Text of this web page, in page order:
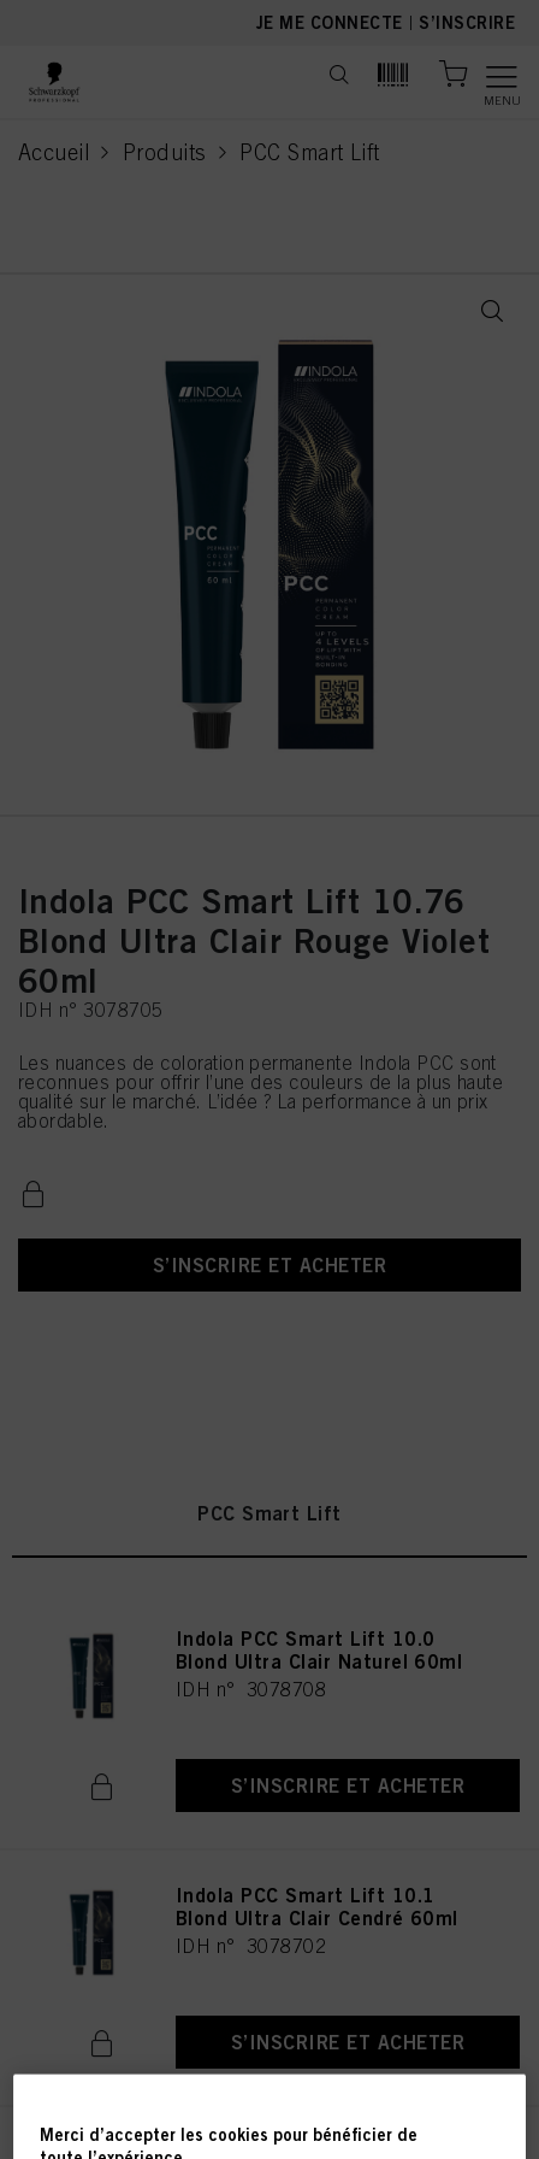
JE ME CONNECTE | S’INSCRIRE
MENU
Accueil Produits PCC Smart Lift
current page
Indola PCC Smart Lift 10.76
Blond Ultra Clair Rouge Violet
60ml
IDH n° 3078705
Les nuances de coloration permanente Indola PCC sont
reconnues pour offrir l’une des couleurs de la plus haute
qualité sur le marché. L’idée ? La performance à un prix
abordable.
S’INSCRIRE ET ACHETER
PCC Smart Lift
Indola PCC Smart Lift 10.0
Blond Ultra Clair Naturel 60ml
IDH n° 3078708
S’INSCRIRE ET ACHETER
Indola PCC Smart Lift 10.1
Blond Ultra Clair Cendré 60ml
IDH n° 3078702
S’INSCRIRE ET ACHETER
Indola PCC Smart Lift 10.18
Merci d’accepter les cookies pour bénéficier de